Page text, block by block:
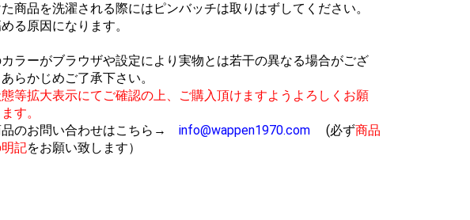
商品を洗濯される際にはピンバッチは取りはずしてください。
る原因になります。
ラーがブラウザや設定により実物とは若干の異なる場合がござ
らかじめご了承下さい。
等拡大表示にてご確認の上、ご購入頂けますようよろしくお願
す。
のお問い合わせはこちら→
info@wappen1970.com (必ず商品
記をお願い致します）